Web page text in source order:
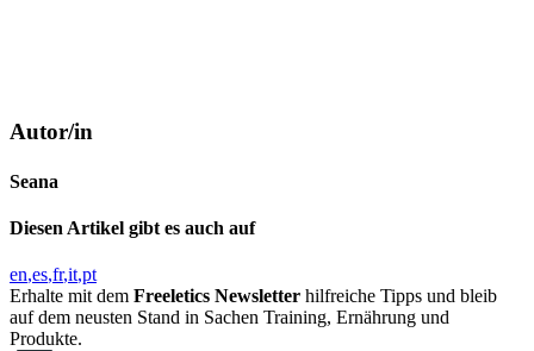
Autor/in
Seana
Diesen Artikel gibt es auch auf
en es fr it pt
Erhalte mit dem Freeletics Newsletter hilfreiche Tipps und bleib
auf dem neusten Stand in Sachen Training, Ernährung und
Produkte.